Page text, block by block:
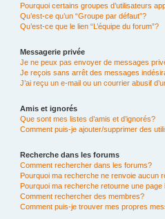
Pourquoi certains groupes d’utilisateurs
Qu’est-ce qu’un “Groupe par défaut”?
Qu’est-ce que le lien “L’équipe du forum”?
Messagerie privée
Je ne peux pas envoyer de messages
Je reçois sans arrêt des messages
J’ai reçu un e-mail ou un courrier abusif
Amis et ignorés
Que sont mes listes d’amis et d’ignorés?
Comment puis-je ajouter/supprimer des
Recherche dans les forums
Comment rechercher dans les forums?
Pourquoi ma recherche ne renvoie aucun
Pourquoi ma recherche retourne une page
Comment rechercher des membres?
Comment puis-je trouver mes propres